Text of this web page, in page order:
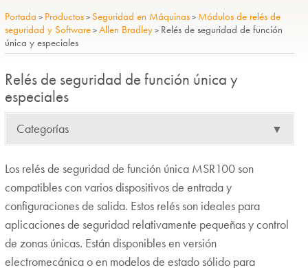
Portada > Productos>Seguridad en Máquinas> Módulos de relés de
seguridad y Software>Allen Bradley> Relés de seguridad de función
única y especiales
Relés de seguridad de función única y
especiales
Categorías ▼
Los relés de seguridad de función única MSR100 son
compatibles con varios dispositivos de entrada y
configuraciones de salida. Estos relés son ideales para
aplicaciones de seguridad relativamente pequeñas y control
de zonas únicas. Están disponibles en versión
electromecánica o en modelos de estado sólido para